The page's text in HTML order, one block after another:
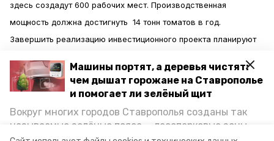
Машины портят, а деревья чистят:
чем дышат горожане на Ставрополье
и помогает ли зелёный щит
Вокруг многих городов Ставрополья созданы так
называемые зелёные пояса — лесопарковые зоны,
здесь создадут 600 рабочих мест. Производственная
мощность должна достигнуть 14 тонн томатов в год.
Завершить реализацию инвестиционного проекта планируют
На Ставрополье овощи защищённого грунта производятся в
ведомстве. Томаты составляют 74 процента от общего